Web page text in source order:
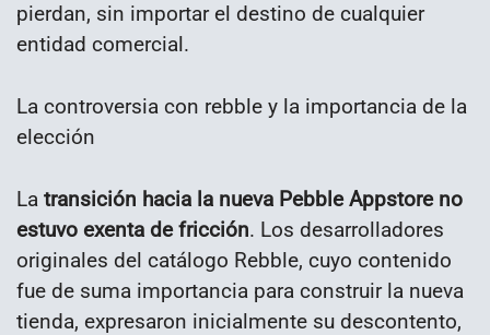
pierdan, sin importar el destino de cualquier
entidad comercial.
La controversia con rebble y la importancia de la
elección
La transición hacia la nueva Pebble Appstore no
estuvo exenta de fricción. Los desarrolladores
originales del catálogo Rebble, cuyo contenido
fue de suma importancia para construir la nueva
tienda, expresaron inicialmente su descontento,